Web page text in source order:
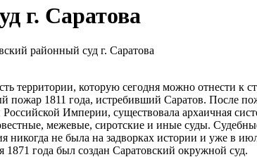
г. Саратова
районный суд г. Саратова
территории, которую сегодня можно отнести к
1811 года, истребивший Саратов. После
Империи, существовала архаичная
межевые, сиротские и иные суды.
никогда не была на задворках истории и уже в
1871 года был создан Саратовский окружной суд.